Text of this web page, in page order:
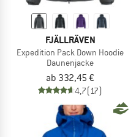
FJÄLLRÄVEN
Expedition Pack Down Hoodie
Daunenjacke
ab 332,45 €
4,7(17)